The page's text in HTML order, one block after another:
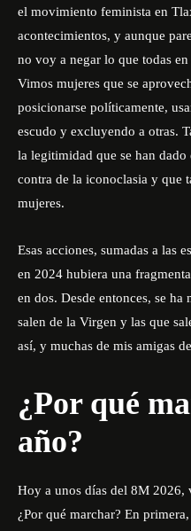
el movimiento feminista en
acontecimientos, y aunque
no voy a negar lo que todas
Vimos mujeres que se
posicionarse políticamente,
escudo y excluyendo a otras.
la legitimidad que se han
contra de la iconoclasia y que
mujeres.
Esas acciones, sumadas a las
en 2024 hubiera una
en dos. Desde entonces, se ha
salen de la Virgen y las que
así, y muchas de mis amigas
¿Por qué
año?
Hoy a unos días del 8M
¿Por qué marchar? En